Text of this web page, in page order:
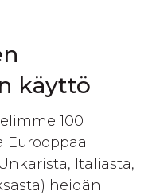
käyttö
100
Eurooppaa
Italiasta,
heidän